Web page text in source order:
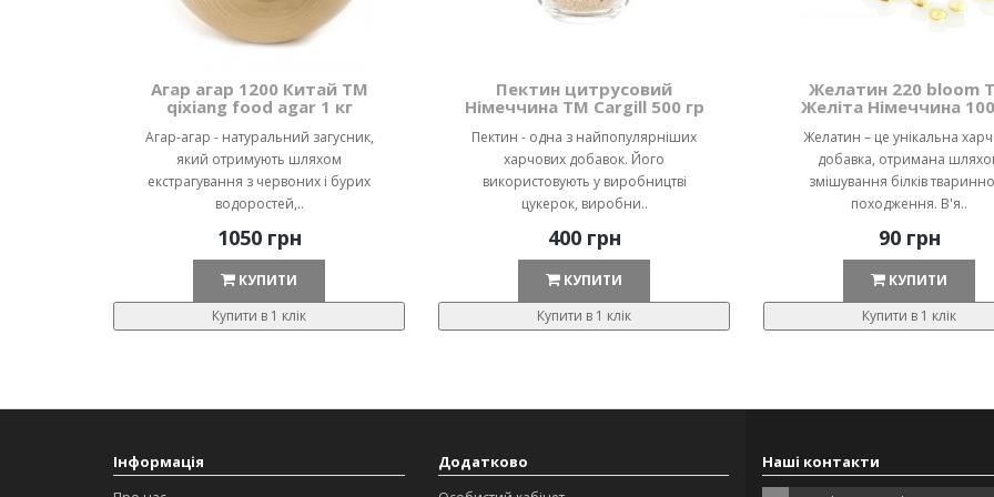
Агар агар 1200 Китай ТМ
qixiang food agar 1 кг
Агар-агар - натуральний загусник,
який отримують шляхом
екстрагування з червоних і бурих
водоростей,..
1050 грн
КУПИТИ
Купити в 1 клік
Пектин цитрусовий
Німеччина ТМ Cargill 500 гр
Пектин - одна з найпопулярніших
харчових добавок. Його
використовують у виробництві
цукерок, виробни..
400 грн
КУПИТИ
Купити в 1 клік
Желатин 220 bloom
Желіта Німеччина
Желатин – це унікальна
добавка, отримана
змішування білків
походження. В'я..
90 грн
КУПИТИ
Купити в 1 клік
Інформація Додатково Наші контакти